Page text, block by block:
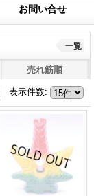
お問い合せ
一覧
売れ筋順
表示件数: